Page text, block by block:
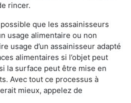
rincer.
que les assainisseurs
usage alimentaire ou non
usage d’un assainisseur adapté
alimentaires si l’objet peut
la surface peut être mise en
Avec tout ce processus à
mieux, appelez de